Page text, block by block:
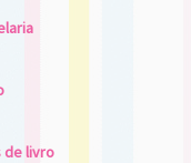
de livro